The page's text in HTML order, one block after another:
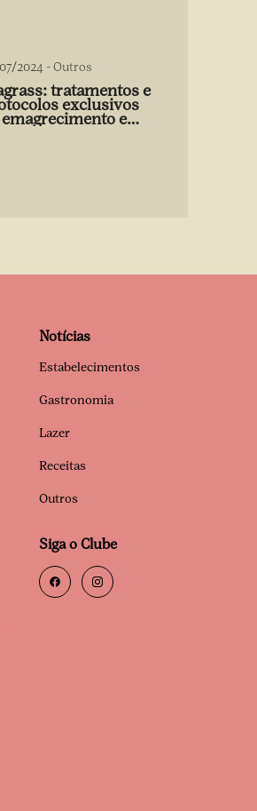
2024 -Outros
tratamentos e
exclusivos
sem uso de
Notícias
Estabelecimentos
Gastronomia
Lazer
Receitas
Outros
Siga o Clube